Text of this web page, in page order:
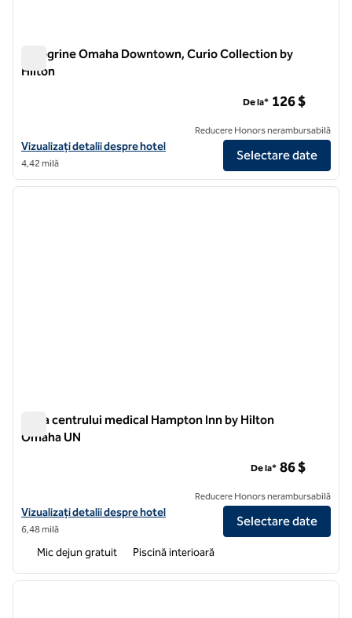
Peregrine Omaha Downtown, Curio Collection by
Hilton
Vizualizați detaliile hotelului pentru The Peregrine Omaha
Vizualizați detalii despre hotel
4,42 milă
De la* 126 $
Reducere Honors nerambursabilă
Selectare date
1/12
1 din 12
Zona centrului medical Hampton Inn by Hilton
Omaha UN
Vizualizați detaliile hotelului pentru zona centrului medical Hampton
Vizualizați detalii despre hotel
6,48 milă
De la* 86 $
Reducere Honors nerambursabilă
Selectare date
Mic dejun gratuit Piscină interioară
1 din 13